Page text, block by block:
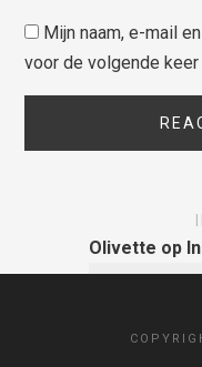
Mijn naam, e-mail
voor de volgende
Olivette op